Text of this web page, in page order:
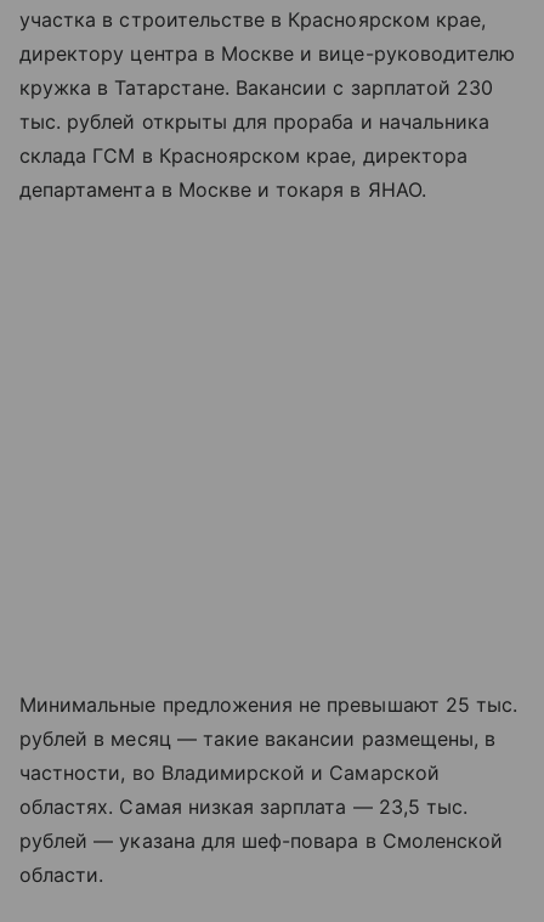
участка в строительстве в Красноярском крае,
директору центра в Москве и вице-руководителю
кружка в Татарстане. Вакансии с зарплатой 230
тыс. рублей открыты для прораба и начальника
склада ГСМ в Красноярском крае, директора
департамента в Москве и токаря в ЯНАО.
Минимальные предложения не превышают 25 тыс.
рублей в месяц — такие вакансии размещены, в
частности, во Владимирской и Самарской
областях. Самая низкая зарплата — 23,5 тыс.
рублей — указана для шеф-повара в Смоленской
области.